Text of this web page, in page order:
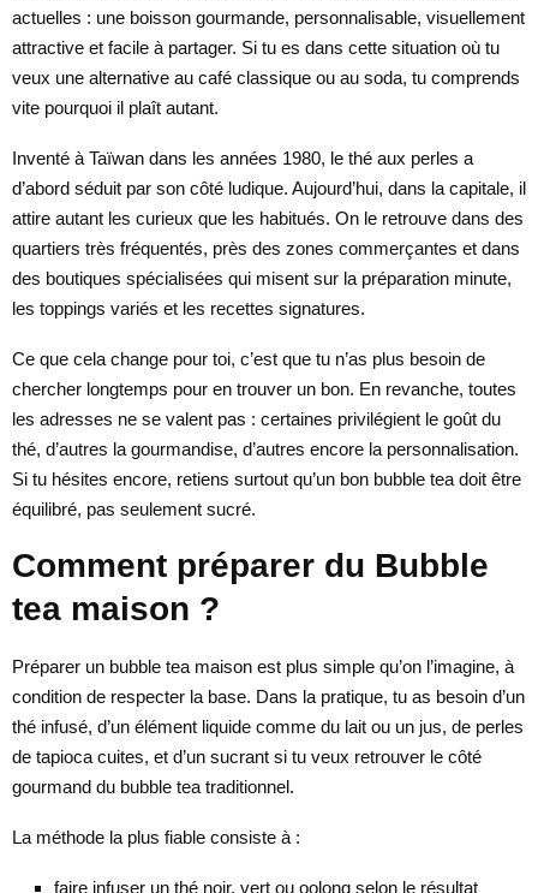
actuelles : une boisson gourmande, personnalisable, visuellement
attractive et facile à partager. Si tu es dans cette situation où tu
veux une alternative au café classique ou au soda, tu comprends
vite pourquoi il plaît autant.
Inventé à Taïwan dans les années 1980, le thé aux perles a
d’abord séduit par son côté ludique. Aujourd’hui, dans la capitale, il
attire autant les curieux que les habitués. On le retrouve dans des
quartiers très fréquentés, près des zones commerçantes et dans
des boutiques spécialisées qui misent sur la préparation minute,
les toppings variés et les recettes signatures.
Ce que cela change pour toi, c’est que tu n’as plus besoin de
chercher longtemps pour en trouver un bon. En revanche, toutes
les adresses ne se valent pas : certaines privilégient le goût du
thé, d’autres la gourmandise, d’autres encore la personnalisation.
Si tu hésites encore, retiens surtout qu’un bon bubble tea doit être
équilibré, pas seulement sucré.
Comment préparer du Bubble
tea maison ?
Préparer un bubble tea maison est plus simple qu’on l’imagine, à
condition de respecter la base. Dans la pratique, tu as besoin d’un
thé infusé, d’un élément liquide comme du lait ou un jus, de perles
de tapioca cuites, et d’un sucrant si tu veux retrouver le côté
gourmand du bubble tea traditionnel.
La méthode la plus fiable consiste à :
faire infuser un thé noir, vert ou oolong selon le résultat